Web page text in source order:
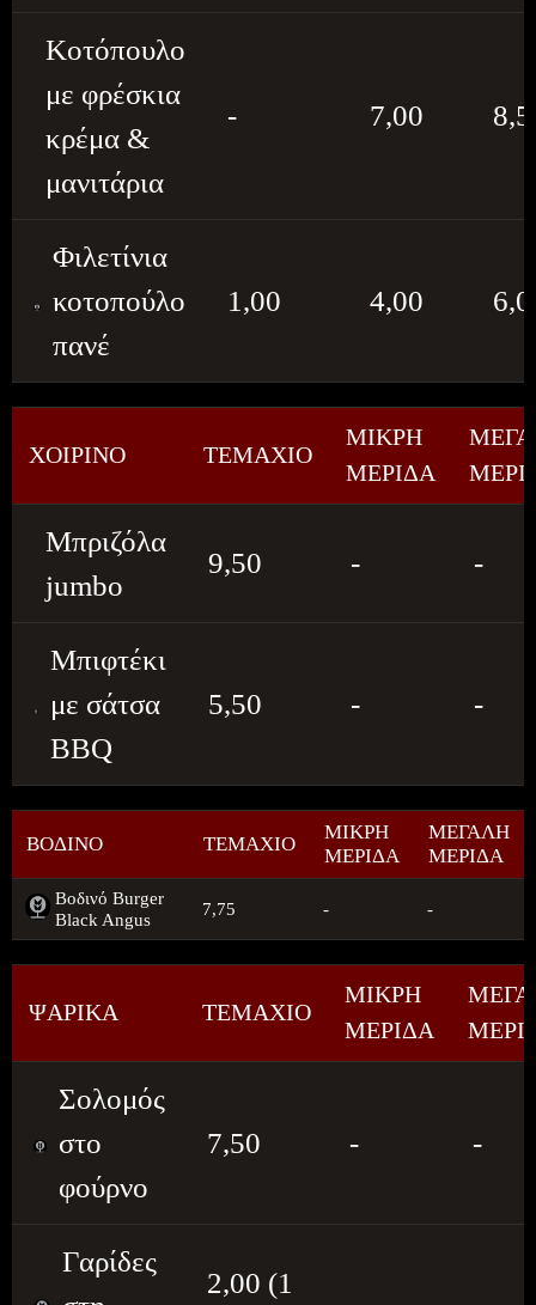
Κοτόπουλο
με φρέσκια
κρέμα &
μανιτάρια
- 7,00
Φιλετίνια
κοτοπούλο
πανέ
1,00 4,00
ΧΟΙΡΙΝΟ ΤΕΜΑΧΙΟ
ΜΙΚΡΗ
ΜΕΡΙΔΑ
Μπριζόλα
jumbo
9,50 - -
Μπιφτέκι
με σάτσα
BBQ
5,50 - -
ΒΟΔΙΝΟ ΤΕΜΑΧΙΟ
ΜΙΚΡΗ
ΜΕΡΙΔΑ
ΜΕΓΑΛΗ
ΜΕΡΙΔΑ
Βοδινό Burger
Black Angus
7,75 - -
ΨΑΡΙΚΑ ΤΕΜΑΧΙΟ
ΜΙΚΡΗ
ΜΕΡΙΔΑ
Σολομός
στο
φούρνο
7,50 - -
Γαρίδες
2,00 (1